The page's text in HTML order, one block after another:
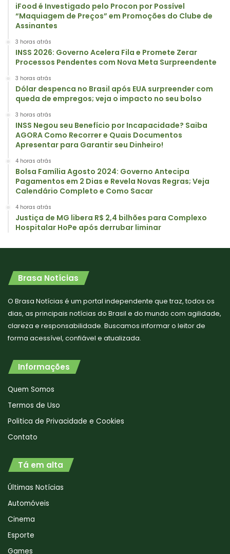
iFood é Investigado pelo Procon por Possível
“Maquiagem de Preços” em Promoções do Clube de
Assinantes
3 horas atrás
INSS 2026: Governo Acelera Fila e Promete Zerar
Processos Pendentes com Nova Meta Surpreendente
3 horas atrás
Dólar despenca no Brasil após EUA surpreender com
queda de empregos; veja o impacto no seu bolso
3 horas atrás
INSS Negou seu Benefício por Incapacidade? Saiba
AGORA Como Recorrer e Quais Documentos
Apresentar para Garantir seu Dinheiro!
4 horas atrás
Bolsa Família Agosto 2024: Governo Antecipa
Pagamentos em 2 Dias e Revela Novas Regras; Veja
Calendário Completo e Como Sacar
4 horas atrás
Justiça de MG libera R$ 2,4 bilhões para Complexo
Hospitalar HoPe após derrubar liminar
Brasa Notícias
O Brasa Notícias é um portal independente que traz, todos os
dias, as principais notícias do Brasil e do mundo com agilidade,
clareza e responsabilidade. Buscamos informar o leitor de
forma acessível, confiável e atualizada.
Informações
Quem Somos
Termos de Uso
Politica de Privacidade e Cookies
Contato
Tá em alta
Últimas Notícias
Automóveis
Cinema
Esporte
Games